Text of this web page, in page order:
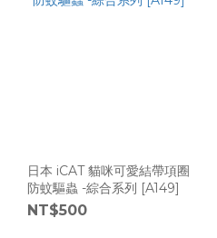
日本 iCAT 貓咪可愛結帶項圈
防蚊驅蟲 -綜合系列 [A149]
NT$500